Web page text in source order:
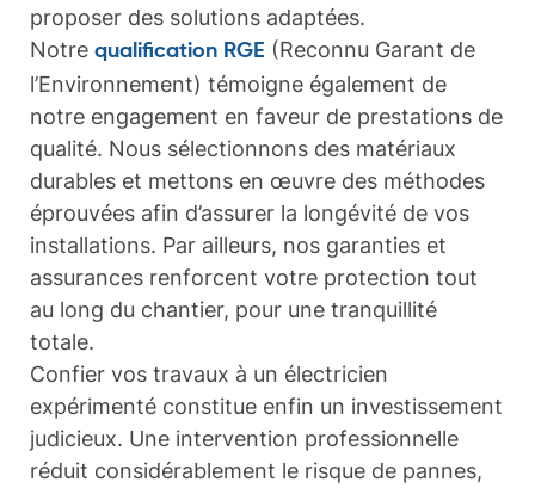
proposer des solutions adaptées.
Notre qualification RGE (Reconnu Garant de
l’Environnement) témoigne également de
notre engagement en faveur de prestations de
qualité. Nous sélectionnons des matériaux
durables et mettons en œuvre des méthodes
éprouvées afin d’assurer la longévité de vos
installations. Par ailleurs, nos garanties et
assurances renforcent votre protection tout
au long du chantier, pour une tranquillité
totale.
Confier vos travaux à un électricien
expérimenté constitue enfin un investissement
judicieux. Une intervention professionnelle
réduit considérablement le risque de pannes,